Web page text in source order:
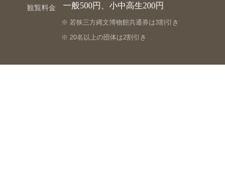
観覧料金 一般500円、小中高生200円
若狭三方縄文博物館共通券は3割引き
20名以上の団体は2割引き